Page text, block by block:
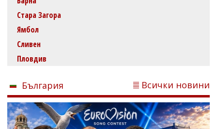
Стара Загора
Ямбол
Сливен
Пловдив
България Всички новини